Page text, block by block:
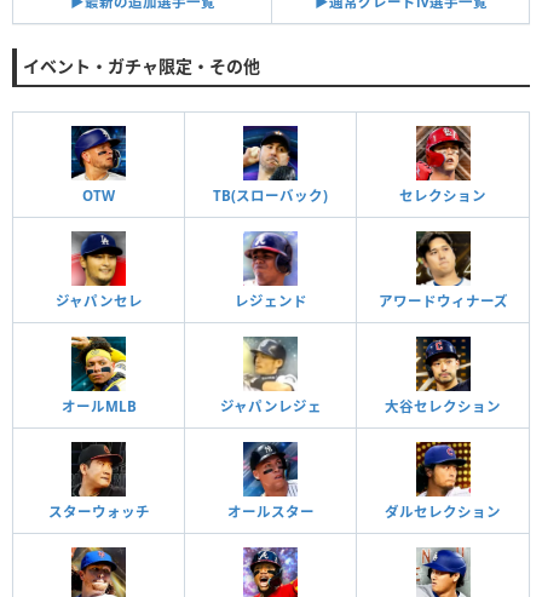
イベント・ガチャ限定・その他
OTW TB(スローバック) セレクション
ジャパンセレ レジェンド アワードウィナーズ
オールMLB ジャパンレジェ 大谷セレクション
スターウォッチ オールスター ダルセレクション